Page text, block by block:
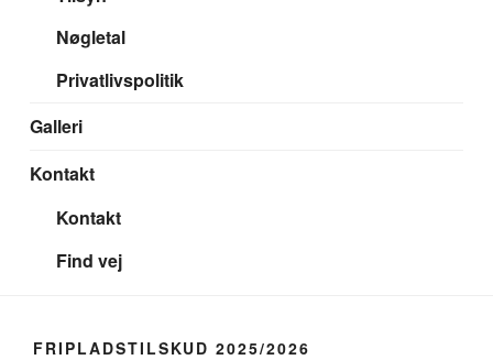
Nøgletal
Privatlivspolitik
Galleri
Kontakt
Kontakt
Find vej
FRIPLADSTILSKUD 2025/2026